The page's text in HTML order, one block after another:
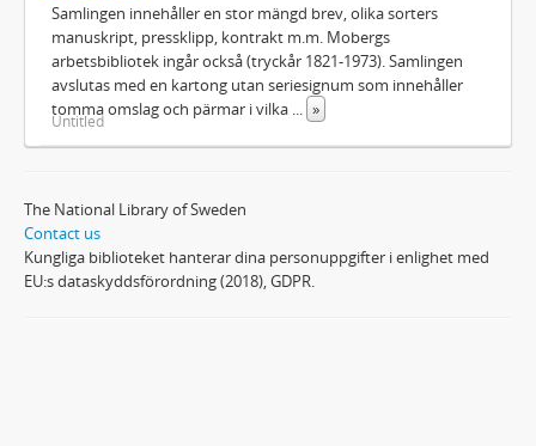
Samlingen innehåller en stor mängd brev, olika sorters
manuskript, pressklipp, kontrakt m.m. Mobergs
arbetsbibliotek ingår också (tryckår 1821-1973). Samlingen
avslutas med en kartong utan seriesignum som innehåller
tomma omslag och pärmar i vilka
»
Untitled
The National Library of Sweden
Contact us
Kungliga biblioteket hanterar dina personuppgifter i enlighet med
EU:s dataskyddsförordning (2018), GDPR.